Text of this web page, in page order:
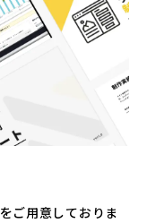
ご用意しておりま